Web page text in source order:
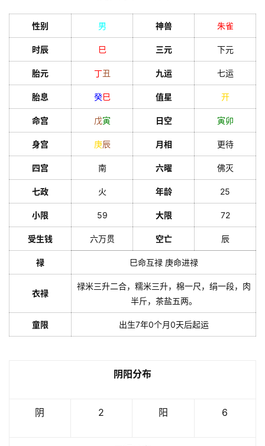
性别 男 神兽 朱雀
时辰 巳 三元 下元
胎元 丁丑 九运 七运
胎息 癸巳 值星 开
命宫 戊寅 日空 寅卯
身宫 庚辰 月相 更待
四宫 南 六曜 佛灭
七政 火 年龄 25
小限 59 大限 72
受生钱 六万贯 空亡 辰
禄 巳命互禄 庚命进禄
衣禄
禄米三升二合，糯米三升，棉一尺，绢一段，肉
半斤，茶盐五两。
童限 出生7年0个月0天后起运
阴阳分布
阴 2 阳 6